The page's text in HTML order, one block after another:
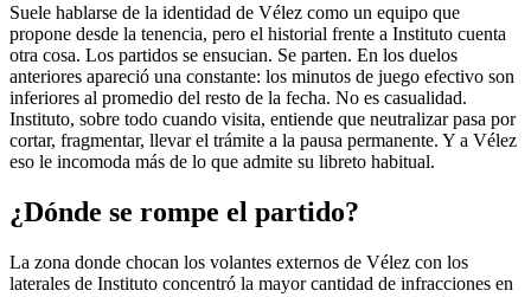
Suele hablarse de la identidad de Vélez como un equipo que
propone desde la tenencia, pero el historial frente a Instituto cuenta
otra cosa. Los partidos se ensucian. Se parten. En los duelos
anteriores apareció una constante: los minutos de juego efectivo son
inferiores al promedio del resto de la fecha. No es casualidad.
Instituto, sobre todo cuando visita, entiende que neutralizar pasa por
cortar, fragmentar, llevar el trámite a la pausa permanente. Y a Vélez
eso le incomoda más de lo que admite su libreto habitual.
¿Dónde se rompe el partido?
La zona donde chocan los volantes externos de Vélez con los
laterales de Instituto concentró la mayor cantidad de infracciones en